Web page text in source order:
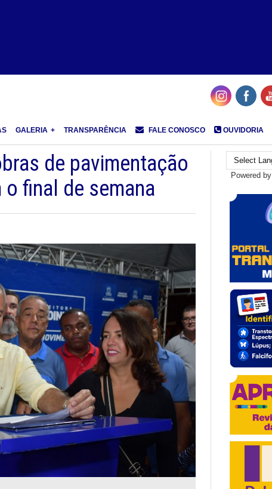
GALERIA TRANSPARÊNCIA FALE CONOSCO OUVIDORIA
de pavimentação
final de semana
Powered by